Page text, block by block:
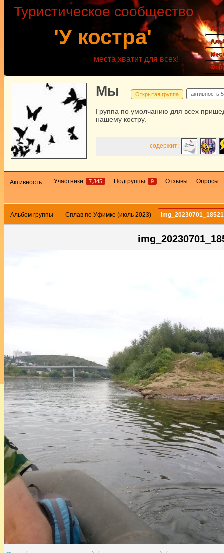
'У костра'
Туристическое сообщество
места хватит для всех!
Мы Открытая группа активность
Группа по умолчанию для всех
нашему костру.
содержит:
Активность Участники 7,345 Подгруппы 9 Отзывы Опросы
Альбом группы Сплав по Уфимке (июль 2023)